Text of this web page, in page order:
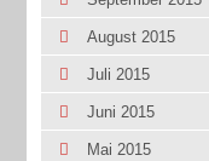
August 2015
Juli 2015
Juni 2015
Mai 2015